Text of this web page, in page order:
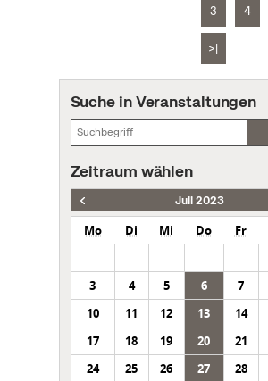
3 4
>|
Suche in Veranstaltungen
Zeitraum wählen
Juli 2023
Mo Di Mi Do Fr
3
4 5 6 7
10
11 12 13 14
17
18 19 20 21
24
25 26 27 28